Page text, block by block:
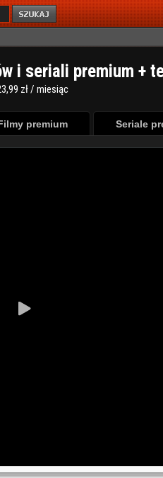
i seriali premium +
zł / miesiąc
premium Seriale